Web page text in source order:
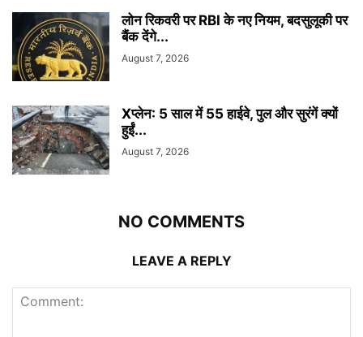
लोन रिकवरी पर RBI के नए नियम, बदसुलूकी पर
बैंक देंगे...
August 7, 2026
Xप्लेन: 5 साल में 55 हाईवे, पुल और सुरंगें क्यों
हुईं...
August 7, 2026
NO COMMENTS
LEAVE A REPLY